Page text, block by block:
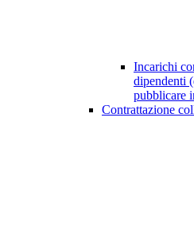
Incarichi
dipendenti
pubblicare
Contrattazione